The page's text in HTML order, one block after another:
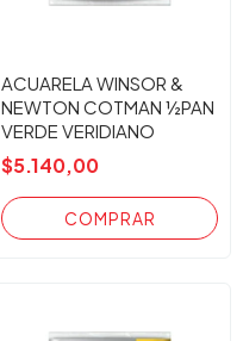
ACUARELA WINSOR &
NEWTON COTMAN ½PAN
VERDE VERIDIANO
$5.140,00